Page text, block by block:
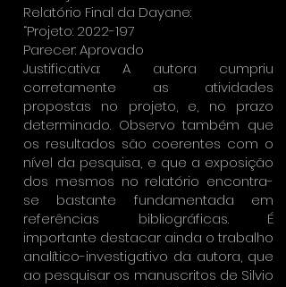
Relatório Final da Dayane:
“Projeto: 2022-197
Parecer: Aprovado
Justificativa: A autora cumpriu
corretamente as atividades
propostas no projeto, e, no prazo
determinado. Observo também que
os resultados são coerentes com o
nível da pesquisa, e que a exposição
dos mesmos no relatório encontra-
se bastante fundamentada em
referências bibliográficas. É
importante destacar ainda o trabalho
analítico-investigativo da autora, que
ao pesquisar os manuscritos de Silvio